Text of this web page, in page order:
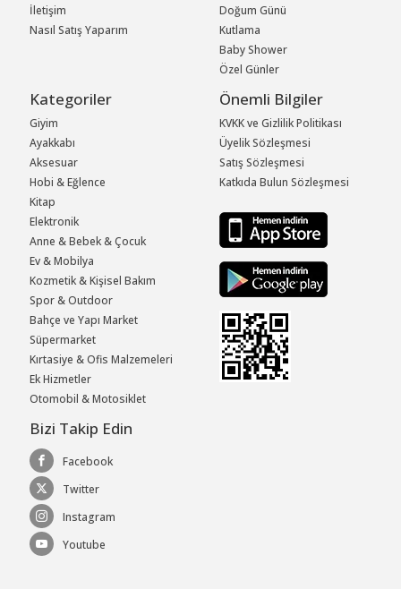
İletişim
Nasıl Satış Yaparım
Doğum Günü
Kutlama
Baby Shower
Özel Günler
Kategoriler
Giyim
Ayakkabı
Aksesuar
Hobi & Eğlence
Kitap
Elektronik
Anne & Bebek & Çocuk
Ev & Mobilya
Kozmetik & Kişisel Bakım
Spor & Outdoor
Bahçe ve Yapı Market
Süpermarket
Kırtasiye & Ofis Malzemeleri
Ek Hizmetler
Otomobil & Motosiklet
Önemli Bilgiler
KVKK ve Gizlilik Politikası
Üyelik Sözleşmesi
Satış Sözleşmesi
Katkıda Bulun Sözleşmesi
Bizi Takip Edin
Facebook
Twitter
Instagram
Youtube